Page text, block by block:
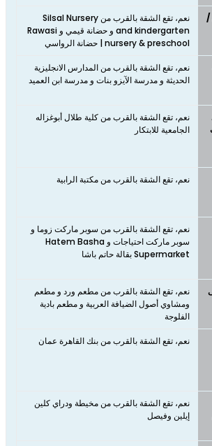
/
نعم، تقع الشقة بالقرب من Silsal Nursery
and kindergarten و حضانة قيمي و Rawasi
nursery & preschool | حضانة الرواسي
نعم، تقع الشقة بالقرب من المدارس الانجليزية
الحديثة و مدرسة الآيزو بنات و مدرسة ابن العميد
نعم، تقع الشقة بالقرب من كلية طلال أبوغزاله
الجامعية للابتكار
نعم، تقع الشقة بالقرب من مكتبة الرابية
نعم، تقع الشقة بالقرب من سوبر ماركت زوما و
سوبر ماركت احتياجات و Hatem Basha
Supermarket بقالة حاتم باشا
نعم، تقع الشقة بالقرب من مطعم ورد و مطعم
ومشاوي أصول الضيافة العربية و مطعم بادية
الفلوجة
نعم، تقع الشقة بالقرب من بنك القاهرة عمان
نعم، تقع الشقة بالقرب من مخيطة ودراي كلين
إيلين وفيصل